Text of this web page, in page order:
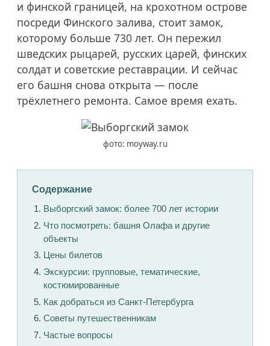
и финской границей, на крохотном острове
посреди Финского залива, стоит замок,
которому больше 730 лет. Он пережил
шведских рыцарей, русских царей, финских
солдат и советские реставрации. И сейчас
его башня снова открыта — после
трёхлетнего ремонта. Самое время ехать.
фото: moyway.ru
Содержание
Выборгский замок: более 700 лет истории
Что посмотреть: башня Олафа и другие
объекты
Цены билетов
Экскурсии: групповые, тематические,
костюмированные
Как добраться из Санкт-Петербурга
Советы путешественникам
Частые вопросы